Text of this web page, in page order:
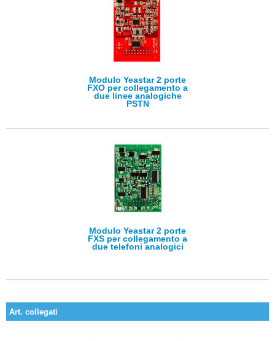
Modulo Yeastar 2 porte
FXO per collegamento a
due linee analogiche
PSTN
Modulo Yeastar 2 porte
FXS per collegamento a
due telefoni analogici
Art. collegati